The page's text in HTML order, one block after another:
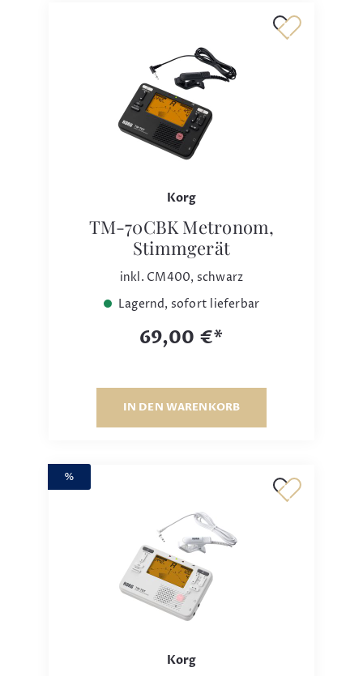
Korg
TM-70CBK Metronom,
Stimmgerät
inkl. CM400, schwarz
Lagernd, sofort lieferbar
69,00 €*
IN DEN WARENKORB
%
Korg